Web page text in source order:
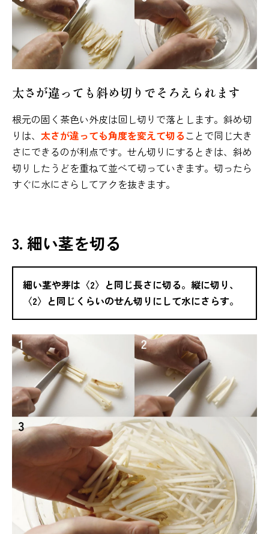
太さが違っても斜め切りでそろえられます
根元の固く茶色い外皮は回し切りで落とします。斜め切
りは、 太さが違っても角度を変えて切ることで同じ大き
さにできるのが利点です。せん切りにするときは、斜め
切りしたうどを重ねて並べて切っていきます。切ったら
すぐに水にさらしてアクを抜きます。
3. 細い茎を切る
細い茎や芽は〈2〉と同じ長さに切る。縦に切り、
〈2〉と同じくらいのせん切りにして水にさらす。